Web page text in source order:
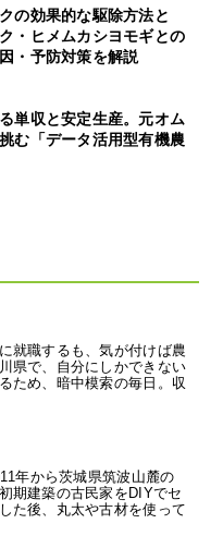
の効果的な駆除方法と
・ヒメムカシヨモギとの
・予防対策を解説
単収と安定生産。元オム
む「データ活用型有機農
就職するも、気が付けば農
県で、自分にしかできない
ため、暗中模索の毎日。収
年から茨城県筑波山麓の
期建築の古民家をDIYでセ
た後、丸太や古材を使って